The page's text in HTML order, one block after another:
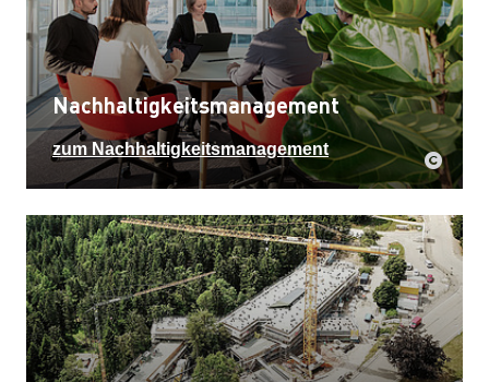
Nachhaltigkeitsmanagement
zum Nachhaltigkeitsmanagement